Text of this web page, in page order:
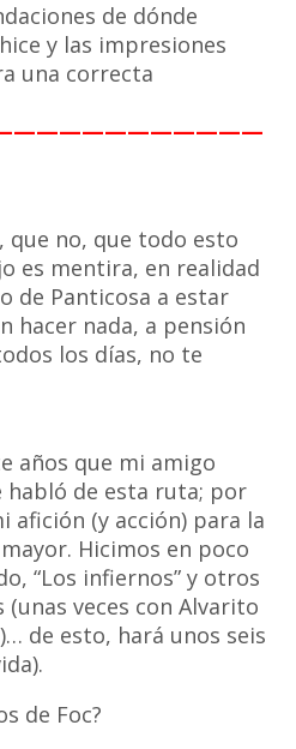
de dónde
y las impresiones
una correcta
que no, que todo esto
es mentira, en realidad
de Panticosa a estar
hacer nada, a pensión
los días, no te
años que mi amigo
habló de esta ruta; por
afición (y acción) para la
Hicimos en poco
“Los infiernos” y otros
veces con Alvarito
de esto, hará unos seis